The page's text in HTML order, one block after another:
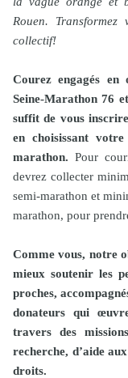
Rouen.
collectif!
Courez engagés
Seine-Marathon 76
suffit de vous
en choisissant
marathon.Pour
devrez collecter
semi-marathon et
marathon, pour
Comme vous, notre
mieux soutenir les
proches,
donateurs qui
travers des
recherche, d’aide
droits.